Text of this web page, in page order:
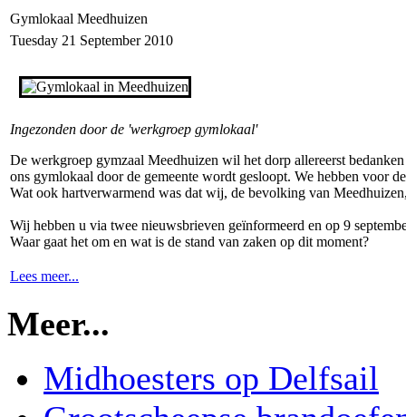
Gymlokaal Meedhuizen
Tuesday 21 September 2010
Ingezonden door de 'werkgroep gymlokaal'
De werkgroep gymzaal Meedhuizen wil het dorp allereerst
ons gymlokaal door de gemeente wordt gesloopt. We hebben voor
Wat ook hartverwarmend was dat wij, de bevolking van
Wij hebben u via twee nieuwsbrieven geïnformeerd en op 9
Waar gaat het om en wat is de stand van zaken op dit moment?
Lees meer...
Meer...
Midhoesters op Delfsail